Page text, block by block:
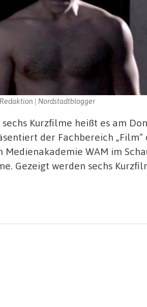
| Nordstadtblogger
sechs Kurzfilme heißt es am
der Fachbereich
Medienakademie WAM im
Gezeigt werden sechs